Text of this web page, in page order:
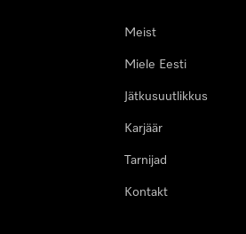
Meist
Miele Eesti
Jätkusuutlikkus
Karjäär
Tarnijad
Kontakt